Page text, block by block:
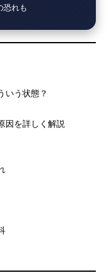
恐れも
いう状態？
因を詳しく解説